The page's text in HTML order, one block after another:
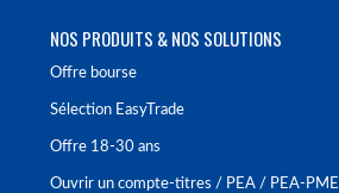
NOS PRODUITS & NOS SOLUTIONS
Offre bourse
Sélection EasyTrade
Offre 18-30 ans
Ouvrir un compte-titres / PEA / PEA-PME